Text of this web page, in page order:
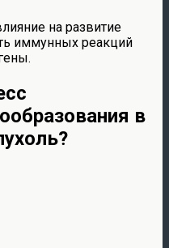
на развитие
иммунных реакций
в